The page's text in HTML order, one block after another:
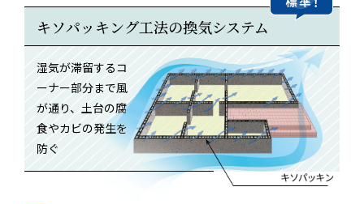
キソパッキング工法の換気システム
湿気が滞留するコ
ーナー部分まで風
が通り、土台の腐
食やカビの発生を
防ぐ